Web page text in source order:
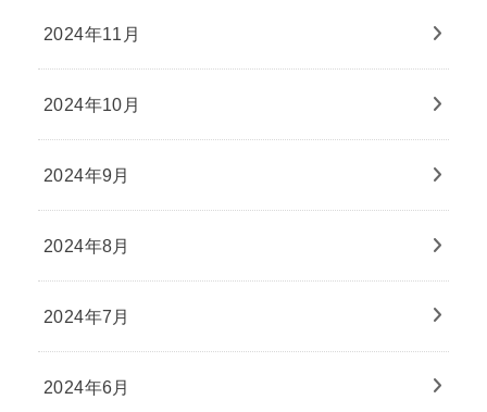
2024年11月
2024年10月
2024年9月
2024年8月
2024年7月
2024年6月